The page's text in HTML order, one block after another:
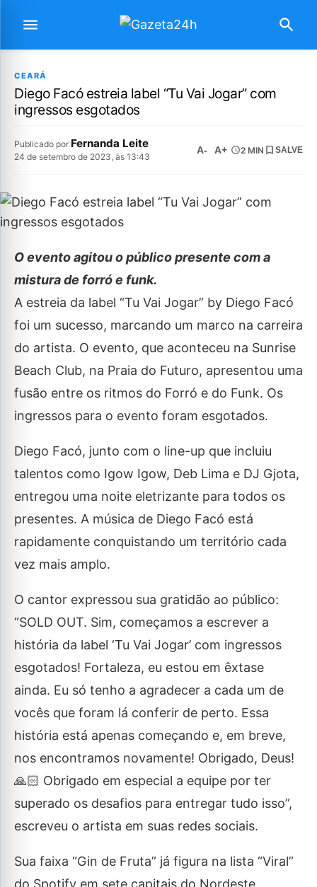
CEARÁ
Diego Facó estreia label “Tu Vai Jogar” com
ingressos esgotados
Publicado por Fernanda Leite
24 de setembro de 2023, às 13:43
A- A+ 2 MIN SALVE
O evento agitou o público presente com a
mistura de forró e funk.
A estreia da label “Tu Vai Jogar” by Diego Facó
foi um sucesso, marcando um marco na carreira
do artista. O evento, que aconteceu na Sunrise
Beach Club, na Praia do Futuro, apresentou uma
fusão entre os ritmos do Forró e do Funk. Os
ingressos para o evento foram esgotados.
Diego Facó, junto com o line-up que incluiu
talentos como Igow Igow, Deb Lima e DJ Gjota,
entregou uma noite eletrizante para todos os
presentes. A música de Diego Facó está
rapidamente conquistando um território cada
vez mais amplo.
O cantor expressou sua gratidão ao público:
“SOLD OUT. Sim, começamos a escrever a
história da label ‘Tu Vai Jogar’ com ingressos
esgotados! Fortaleza, eu estou em êxtase
ainda. Eu só tenho a agradecer a cada um de
vocês que foram lá conferir de perto. Essa
história está apenas começando e, em breve,
nos encontramos novamente! Obrigado, Deus!
🙏🏻 Obrigado em especial a equipe por ter
superado os desafios para entregar tudo isso”,
escreveu o artista em suas redes sociais.
Sua faixa “Gin de Fruta” já figura na lista “Viral”
do Spotify em sete capitais do Nordeste,